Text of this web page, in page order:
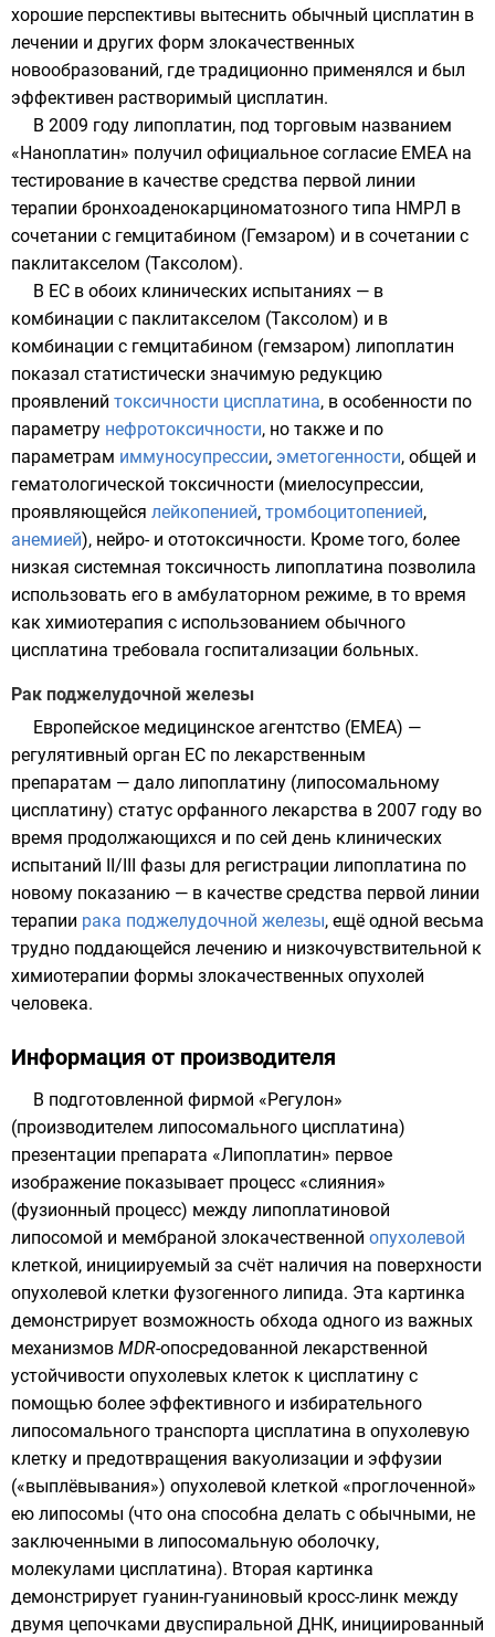
хорошие перспективы вытеснить обычный цисплатин в
лечении и других форм злокачественных
новообразований, где традиционно применялся и был
эффективен растворимый цисплатин.
В 2009 году липоплатин, под торговым названием
«Наноплатин» получил официальное согласие EMEA на
тестирование в качестве средства первой линии
терапии бронхоаденокарциноматозного типа НМРЛ в
сочетании с гемцитабином (Гемзаром) и в сочетании с
паклитакселом (Таксолом).
В ЕС в обоих клинических испытаниях — в
комбинации с паклитакселом (Таксолом) и в
комбинации с гемцитабином (гемзаром) липоплатин
показал статистически значимую редукцию
проявлений токсичности цисплатина, в особенности по
параметру нефротоксичности, но также и по
параметрам иммуносупрессии, эметогенности, общей и
гематологической токсичности (миелосупрессии,
проявляющейся лейкопенией, тромбоцитопенией,
анемией), нейро- и ототоксичности. Кроме того, более
низкая системная токсичность липоплатина позволила
использовать его в амбулаторном режиме, в то время
как химиотерапия с использованием обычного
цисплатина требовала госпитализации больных.
Рак поджелудочной железы
Европейское медицинское агентство (EMEA) —
регулятивный орган ЕС по лекарственным
препаратам — дало липоплатину (липосомальному
цисплатину) статус орфанного лекарства в 2007 году во
время продолжающихся и по сей день клинических
испытаний II/III фазы для регистрации липоплатина по
новому показанию — в качестве средства первой линии
терапии рака поджелудочной железы, ещё одной весьма
трудно поддающейся лечению и низкочувствительной к
химиотерапии формы злокачественных опухолей
человека.
Информация от производителя
В подготовленной фирмой «Регулон»
(производителем липосомального цисплатина)
презентации препарата «Липоплатин» первое
изображение показывает процесс «слияния»
(фузионный процесс) между липоплатиновой
липосомой и мембраной злокачественной опухолевой
клеткой, инициируемый за счёт наличия на поверхности
опухолевой клетки фузогенного липида. Эта картинка
демонстрирует возможность обхода одного из важных
механизмов MDR-опосредованной лекарственной
устойчивости опухолевых клеток к цисплатину с
помощью более эффективного и избирательного
липосомального транспорта цисплатина в опухолевую
клетку и предотвращения вакуолизации и эффузии
(«выплёвывания») опухолевой клеткой «проглоченной»
ею липосомы (что она способна делать с обычными, не
заключенными в липосомальную оболочку,
молекулами цисплатина). Вторая картинка
демонстрирует гуанин-гуаниновый кросс-линк между
двумя цепочками двуспиральной ДНК, инициированный